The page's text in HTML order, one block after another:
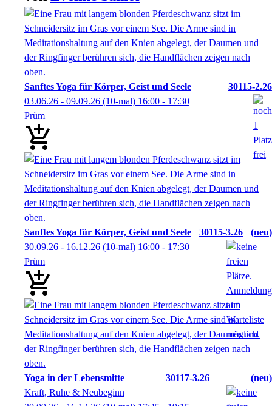
Sanftes Yoga für Körper, Geist und Seele
30115-2.26
03.06.26 - 09.09.26 (10-mal) 16:00 - 17:30
Prüm
Sanftes Yoga für Körper, Geist und Seele 30115-3.26
neu
30.09.26 - 16.12.26 (10-mal) 16:00 - 17:30
Prüm
Yoga in der Lebensmitte 30117-3.26
neu
Kraft, Ruhe & Neubeginn